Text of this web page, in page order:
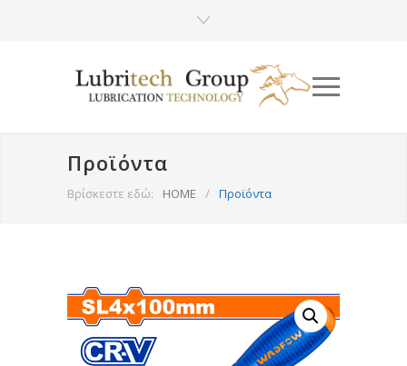
Προϊόντα
Βρίσκεστε εδώ: HOME / Προϊόντα